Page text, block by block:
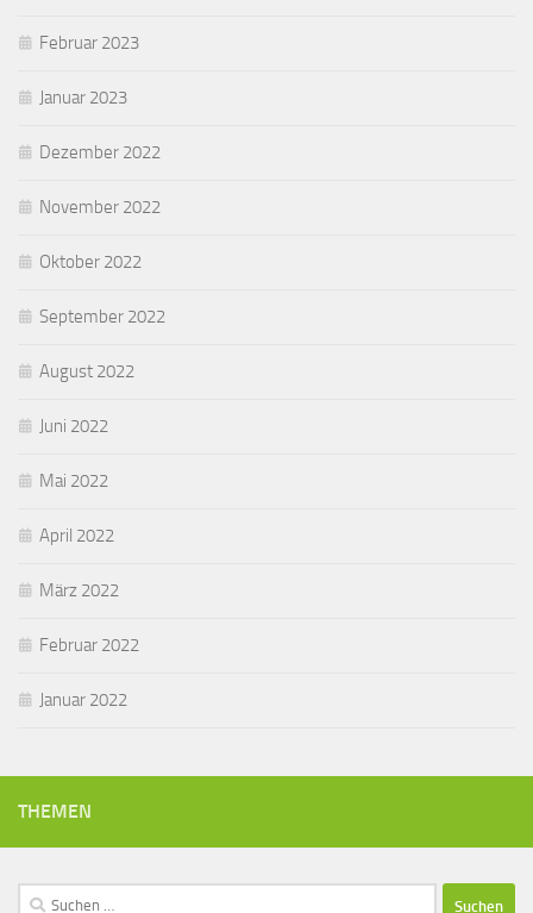
Februar 2023
Januar 2023
Dezember 2022
November 2022
Oktober 2022
September 2022
August 2022
Juni 2022
Mai 2022
April 2022
März 2022
Februar 2022
Januar 2022
THEMEN
Suchen